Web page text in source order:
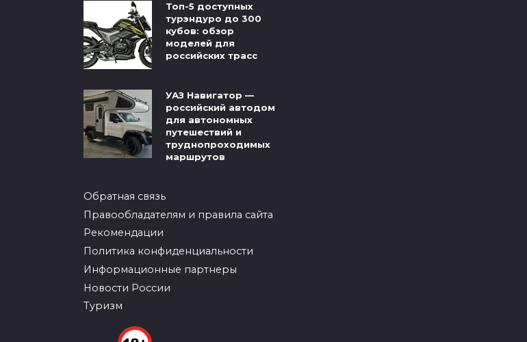
Топ-5 доступных
турэндуро до 300
кубов: обзор
моделей для
российских трасс
УАЗ Навигатор —
российский автодом
для автономных
путешествий и
труднопроходимых
маршрутов
Обратная связь
Правообладателям и правила сайта
Рекомендации
Политика конфиденциальности
Информационные партнеры
Новости России
Туризм